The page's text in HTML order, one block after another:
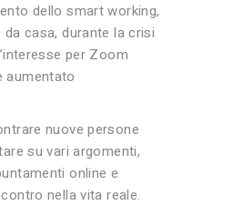
dello smart working,
casa, durante la crisi
per Zoom
aumentato
nuove persone
su vari argomenti,
online e
nella vita reale.